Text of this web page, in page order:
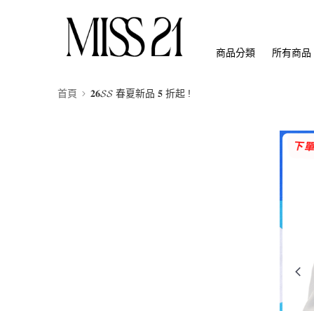
商品分類 所有商品
首頁 𝟐𝟔𝓢𝓢 春夏新品 𝟓 折起 !